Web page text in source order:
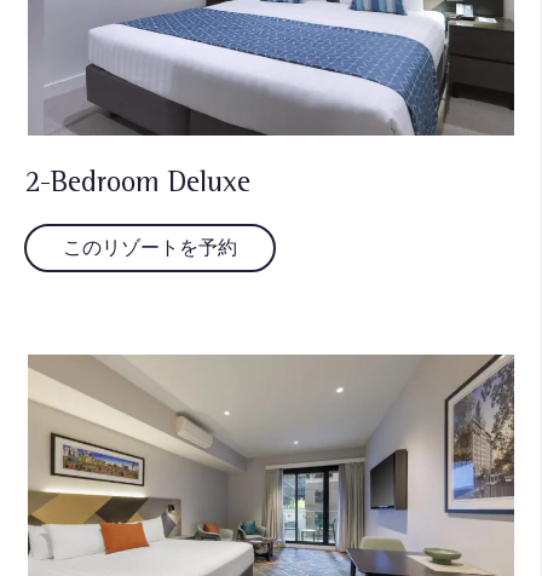
2-Bedroom Deluxe
このリゾートを予約